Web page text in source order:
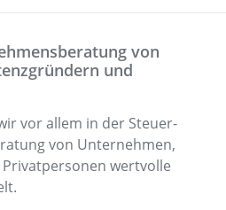
von
und
vor allem in der Steuer-
von Unternehmen,
wertvolle